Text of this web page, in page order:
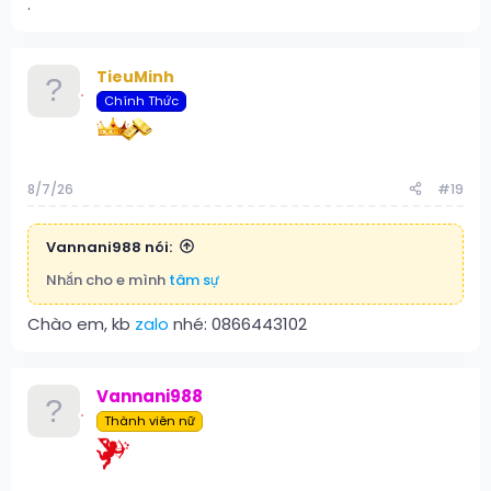
TieuMinh
Chính Thức
8/7/26 #19
Vannani988 nói:
Nhắn cho e mình tâm sự
Chào em, kb zalo nhé: 0866443102
Vannani988
Thành viên nữ